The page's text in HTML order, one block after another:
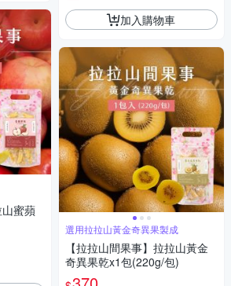
山蜜蘋
加入購物車
選用拉拉山黃金奇異果製成
【拉拉山間果事】拉拉山黃金
奇異果乾x1包(220g/包)